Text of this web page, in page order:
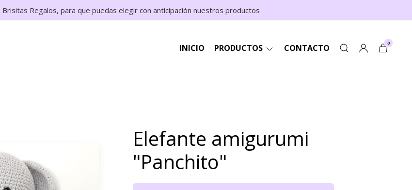
Regalos, para que puedas elegir con anticipación nuestros productos
INICIO PRODUCTOS CONTACTO 0
Elefante amigurumi
"Panchito"